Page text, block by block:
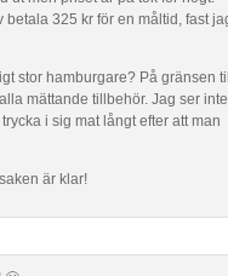
325 kr för en måltid, fast
stor hamburgare? På gränsen
mättande tillbehör. Jag ser inte
i sig mat långt efter att man
är klar!